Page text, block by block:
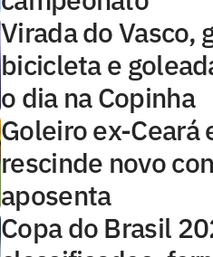
Virada do Vasco,
bicicleta e
o dia na Copinha
Goleiro ex-Ceará
rescinde novo
aposenta
Copa do Brasil